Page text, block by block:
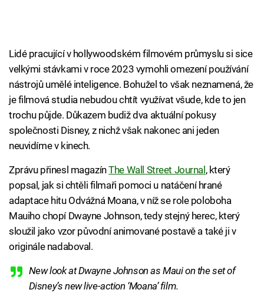
Lidé pracující v hollywoodském filmovém průmyslu si sice
velkými stávkami v roce 2023 vymohli omezení používání
nástrojů umělé inteligence. Bohužel to však neznamená, že
je filmová studia nebudou chtít využívat všude, kde to jen
trochu půjde. Důkazem budiž dva aktuální pokusy
společnosti Disney, z nichž však nakonec ani jeden
neuvidíme v kinech.
Zprávu přinesl magazínThe Wall Street Journal , který
popsal, jak si chtěli filmaři pomoci u natáčení hrané
adaptace hitu Odvážná Moana, v níž se role poloboha
Mauiho chopí Dwayne Johnson, tedy stejný herec, který
sloužil jako vzor původní animované postavě a také ji v
originále nadaboval.
New look at Dwayne Johnson as Maui on the set of
Disney’s new live-action ‘Moana’ film.